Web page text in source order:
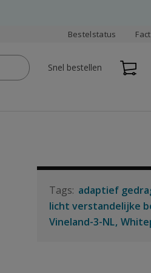
Bestelstatus
Snel bestellen
adaptief
licht verstandelijke
Vineland-3-NL